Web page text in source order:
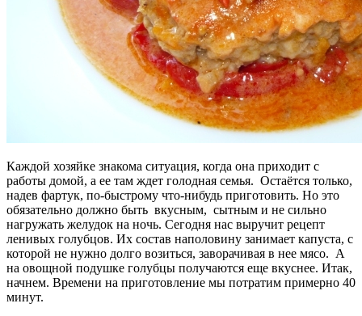
Каждой хозяйке знакома ситуация, когда она приходит с
работы домой, а ее там ждет голодная семья. Остаётся только,
надев фартук, по-быстрому что-нибудь приготовить. Но это
обязательно должно быть вкусным, сытным и не сильно
нагружать желудок на ночь. Сегодня нас выручит рецепт
ленивых голубцов. Их состав наполовину занимает капуста, с
которой не нужно долго возиться, заворачивая в нее мясо. А
на овощной подушке голубцы получаются еще вкуснее. Итак,
начнем. Времени на приготовление мы потратим примерно 40
минут.